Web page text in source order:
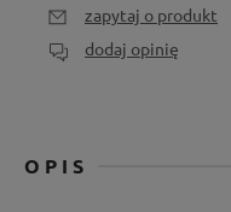
zapytaj o produkt
dodaj opinię
OPIS